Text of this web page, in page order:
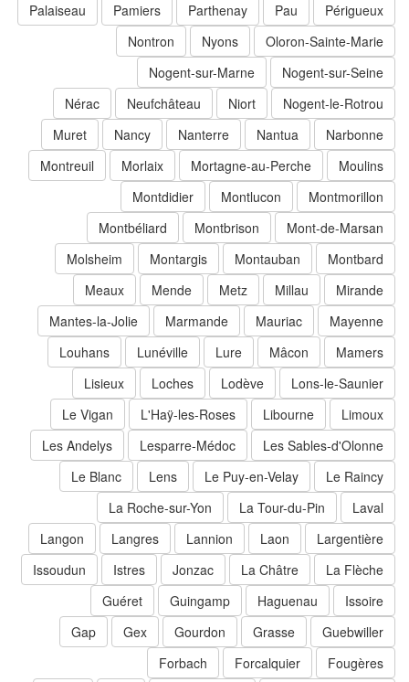
Périgueux
Parthenay
Pamiers
Palaiseau
Oloron-Sainte-Marie
Nyons
Nontron
Nogent-sur-Seine
Nogent-sur-Marne
Nogent-le-Rotrou
Niort
Neufchâteau
Nérac
Narbonne
Nantua
Nanterre
Nancy
Muret
Moulins
Mortagne-au-Perche
Morlaix
Montreuil
Montmorillon
Montlucon
Montdidier
Mont-de-Marsan
Montbrison
Montbéliard
Montbard
Montauban
Montargis
Molsheim
Mirande
Millau
Metz
Mende
Meaux
Mayenne
Mauriac
Marmande
Mantes-la-Jolie
Mamers
Mâcon
Lure
Lunéville
Louhans
Lons-le-Saunier
Lodève
Loches
Lisieux
Limoux
Libourne
L'Haÿ-les-Roses
Le Vigan
Les Sables-d'Olonne
Lesparre-Médoc
Les Andelys
Le Raincy
Le Puy-en-Velay
Lens
Le Blanc
Laval
La Tour-du-Pin
La Roche-sur-Yon
Largentière
Laon
Lannion
Langres
Langon
La Flèche
La Châtre
Jonzac
Istres
Issoudun
Issoire
Haguenau
Guingamp
Guéret
Guebwiller
Grasse
Gourdon
Gap
Fougères
Forcalquier
Forbach